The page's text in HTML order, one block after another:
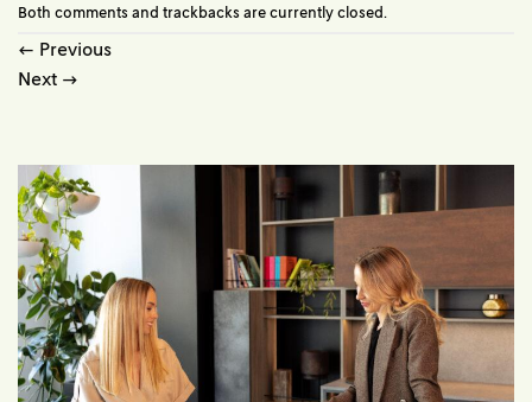
Both comments and trackbacks are currently closed.
← Previous
Next →